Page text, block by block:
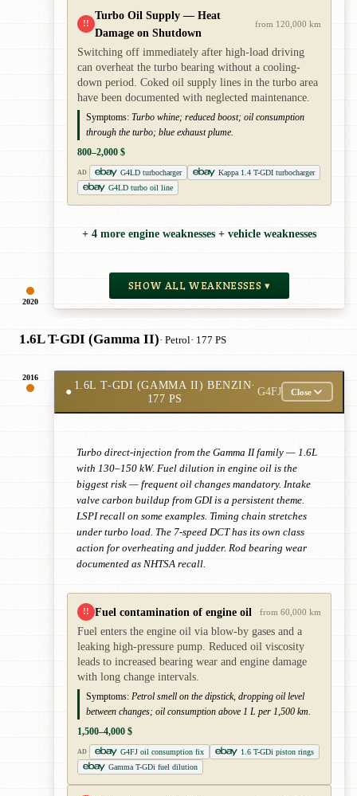
2020
!!
Turbo Oil Supply — Heat
Damage on Shutdown
from 120,000 km
Switching off immediately after high-load driving
can overheat the turbo bearing without a cooling-
down period. Coked oil supply lines in the turbo area
have been documented with neglected maintenance.
Symptoms: Turbo whine; reduced boost; oil consumption
through the turbo; blue exhaust plume.
800–2,000 $
AD G4LD turbocharger
Kappa 1.4 T-GDI turbocharger
G4LD turbo oil line
+ 4 more engine weaknesses + vehicle weaknesses
SHOW ALL WEAKNESSES ▾
1.6L T-GDI (Gamma II)· Petrol· 177 PS
2016
●
1.6L T-GDI (GAMMA II) BENZIN·
177 PS
G4FJ Close
Turbo direct-injection from the Gamma II family — 1.6L
with 130–150 kW. Fuel dilution in engine oil is the
biggest risk — frequent oil changes mandatory. Intake
valve carbon buildup from GDI is a persistent theme.
LSPI recall on some examples. Timing chain stretches
under turbo load. The 7-speed DCT has its own class
action for overheating and judder. Rod bearing wear
documented as NHTSA recall.
!! Fuel contamination of engine oil from 60,000 km
Fuel enters the engine oil via blow-by gases and a
leaking high-pressure pump. Reduced oil viscosity
leads to increased bearing wear and engine damage
with long change intervals.
Symptoms: Petrol smell on the dipstick, dropping oil level
between changes; oil consumption above 1 L per 1,500 km.
1,500–4,000 $
AD G4FJ oil consumption fix
1.6 T-GDi piston rings
Gamma T-GDi fuel dilution